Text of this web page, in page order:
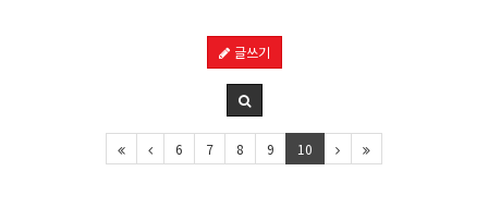
글쓰기
6 7 8 9 10